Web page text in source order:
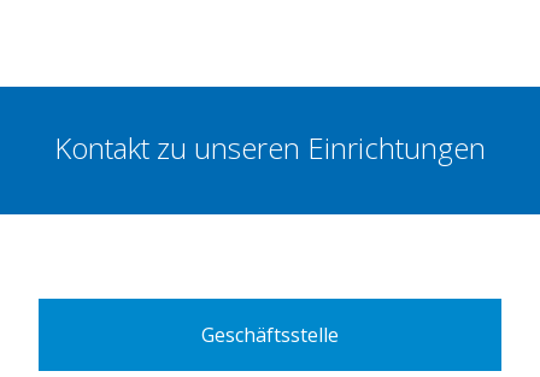
Kontakt zu unseren Einrichtungen
Geschäftsstelle